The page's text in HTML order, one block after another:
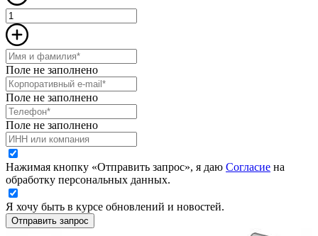
Поле не заполнено
Поле не заполнено
Поле не заполнено
Нажимая кнопку «Отправить запрос», я даю Согласие на
обработку персональных данных.
Я хочу быть в курсе обновлений и новостей.
Отправить запрос